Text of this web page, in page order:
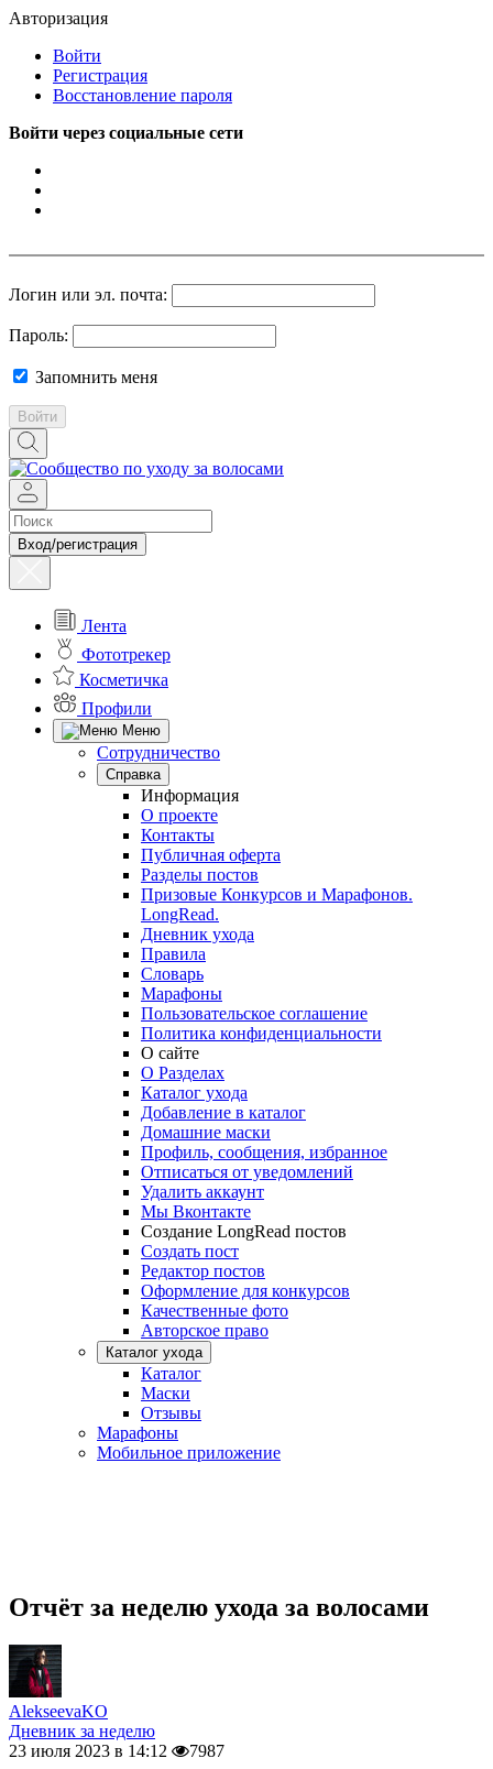
Авторизация
Войти
Регистрация
Восстановление пароля
Войти через социальные сети
Логин или эл. почта:
Пароль:
Запомнить меня
Войти
Вход/регистрация
Лента
Фототрекер
Косметичка
Профили
Меню
Сотрудничество
Справка
Информация
О проекте
Контакты
Публичная оферта
Разделы постов
Призовые Конкурсов и Марафонов.
LongRead.
Дневник ухода
Правила
Словарь
Марафоны
Пользовательское соглашение
Политика конфиденциальности
О сайте
О Разделах
Каталог ухода
Добавление в каталог
Домашние маски
Профиль, сообщения, избранное
Отписаться от уведомлений
Удалить аккаунт
Мы Вконтакте
Создание LongRead постов
Создать пост
Редактор постов
Оформление для конкурсов
Качественные фото
Авторское право
Каталог ухода
Каталог
Маски
Отзывы
Марафоны
Мобильное приложение
Отчёт за неделю ухода за волосами
AlekseevaKO
Дневник за неделю
23 июля 2023 в 14:12
7987